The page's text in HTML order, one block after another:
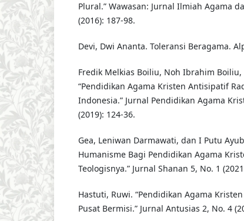
Plural.” Wawasan: Jurnal Ilmiah Agama
(2016): 187-98.
Devi, Dwi Ananta. Toleransi Beragama.
Fredik Melkias Boiliu, Noh Ibrahim
“Pendidikan Agama Kristen Antisipatif
Indonesia.” Jurnal Pendidikan Agama
(2019): 124-36.
Gea, Leniwan Darmawati, dan I Putu
Humanisme Bagi Pendidikan Agama
Teologisnya.” Jurnal Shanan 5, No. 1
Hastuti, Ruwi. “Pendidikan Agama
Pusat Bermisi.” Jurnal Antusias 2, No. 4